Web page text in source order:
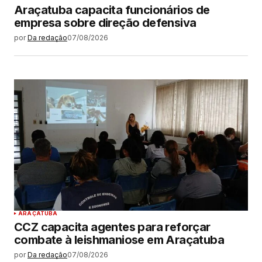
Araçatuba capacita funcionários de
empresa sobre direção defensiva
por Da redação07/08/2026
ARAÇATUBA
CCZ capacita agentes para reforçar
combate à leishmaniose em Araçatuba
por Da redação07/08/2026